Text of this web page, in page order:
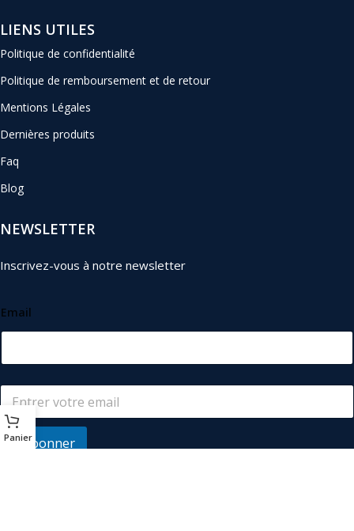
LIENS UTILES
Politique de confidentialité
Politique de remboursement et de retour
Mentions Légales
Dernières produits
Faq
Blog
NEWSLETTER
Inscrivez-vous à notre newsletter
Email
S'abonner
Panier